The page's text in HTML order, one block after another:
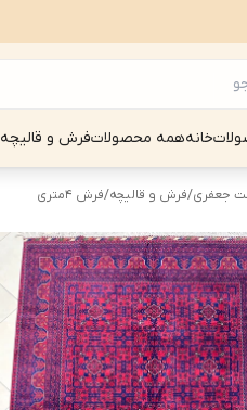
خانههمه محصولاتفرش و قالیچه
جعفری/فرش و قالیچه/فرش 4متری